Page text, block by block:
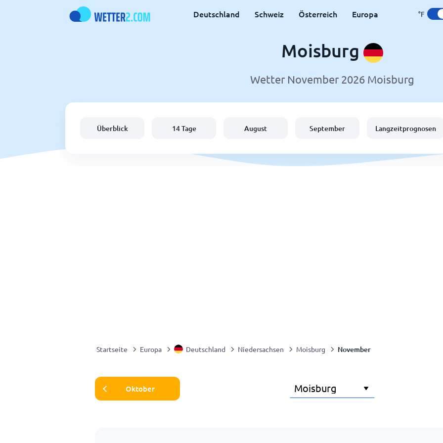
Deutschland Schweiz Österreich Europa °F
Moisburg
Wetter November 2026 Moisburg
Überblick 14 Tage August September Langzeitprognosen
Startseite Europa Deutschland Niedersachsen Moisburg November
Oktober